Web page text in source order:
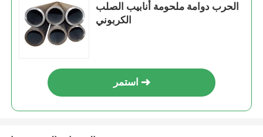
الحرب دوامة ملحومة أنابيب الصلب
الكربوني
استمر